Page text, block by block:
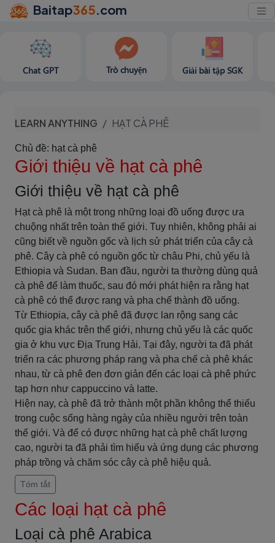
Baitap365.com
Chat GPT Trò chuyện Giải bài tập SGK
LEARN ANYTHING HẠT CÀ PHÊ
Chủ đề: hạt cà phê
Giới thiệu về hạt cà phê
Giới thiệu về hạt cà phê
Hạt cà phê là một trong những loại đồ uống được ưa
chuộng nhất trên toàn thế giới. Tuy nhiên, không phải ai
cũng biết về nguồn gốc và lịch sử phát triển của cây cà
phê. Cây cà phê có nguồn gốc từ châu Phi, chủ yếu là
Ethiopia và Sudan. Ban đầu, người ta thường dùng quả
cà phê để làm thuốc, sau đó mới phát hiện ra rằng hạt
cà phê có thể được rang và pha chế thành đồ uống.
Từ Ethiopia, cây cà phê đã được lan rộng sang các
quốc gia khác trên thế giới, nhưng chủ yếu là các quốc
gia ở khu vực Địa Trung Hải. Tại đây, người ta đã phát
triển ra các phương pháp rang và pha chế cà phê khác
nhau, từ cà phê đen đơn giản đến các loại cà phê phức
tạp hơn như cappuccino và latte.
Hiện nay, cà phê đã trở thành một phần không thể thiếu
trong cuộc sống hàng ngày của nhiều người trên toàn
thế giới. Và để có được những hạt cà phê chất lượng
cao, người ta đã phải tìm hiểu và ứng dụng các phương
pháp trồng và chăm sóc cây cà phê hiệu quả.
Tóm tắt
Các loại hạt cà phê
Loại cà phê Arabica